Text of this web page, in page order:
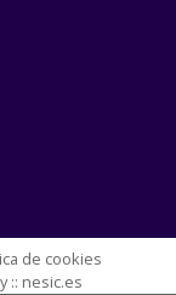
de cookies
:: nesic.es